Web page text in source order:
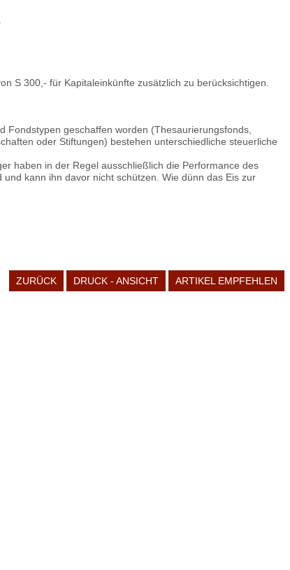
S 300,- für Kapitaleinkünfte zusätzlich zu berücksichtigen.
Fondstypen geschaffen worden (Thesaurierungsfonds,
oder Stiftungen) bestehen unterschiedliche steuerliche
haben in der Regel ausschließlich die Performance des
kann ihn davor nicht schützen. Wie dünn das Eis zur
ZURÜCK DRUCK - ANSICHT ARTIKEL EMPFEHLEN